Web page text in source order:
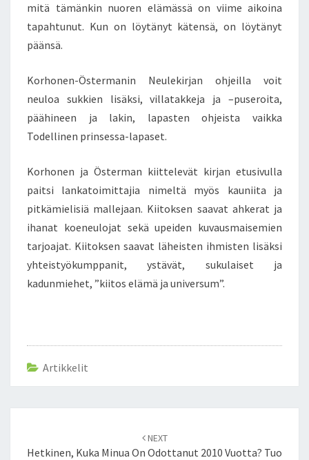
mitä tämänkin nuoren elämässä on viime aikoina
tapahtunut. Kun on löytänyt kätensä, on löytänyt
päänsä.
Korhonen-Östermanin Neulekirjan ohjeilla voit
neuloa sukkien lisäksi, villatakkeja ja –puseroita,
päähineen ja lakin, lapasten ohjeista vaikka
Todellinen prinsessa-lapaset.
Korhonen ja Österman kiittelevät kirjan etusivulla
paitsi lankatoimittajia nimeltä myös kauniita ja
pitkämielisiä mallejaan. Kiitoksen saavat ahkerat ja
ihanat koeneulojat sekä upeiden kuvausmaisemien
tarjoajat. Kiitoksen saavat läheisten ihmisten lisäksi
yhteistyökumppanit, ystävät, sukulaiset ja
kadunmiehet, ”kiitos elämä ja universum”.
Artikkelit
navigation
NEXT
Hetkinen, Kuka Minua On Odottanut 2010 Vuotta? Tuo